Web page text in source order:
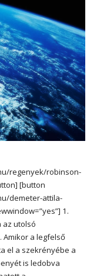
regenyek/robinson-
[button
demeter-attila-
1.
utolsó
a legfelső
el a szekrényébe a
is ledobva